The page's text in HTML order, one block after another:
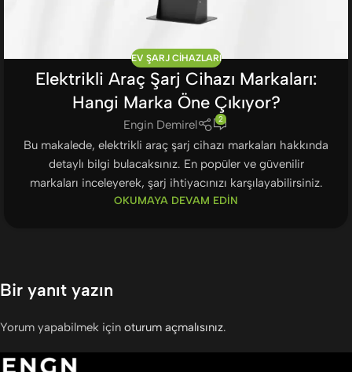
EV ŞARJ CIHAZLARI
Elektrikli Araç Şarj Cihazı Markaları:
Hangi Marka Öne Çıkıyor?
Engin Demirel 2
Bu makalede, elektrikli araç şarj cihazı markaları hakkında
detaylı bilgi bulacaksınız. En popüler ve güvenilir
markaları inceleyerek, şarj ihtiyacınızı karşılayabilirsiniz.
OKUMAYA DEVAM EDIN
Bir yanıt yazın
Yorum yapabilmek için oturum açmalısınız.